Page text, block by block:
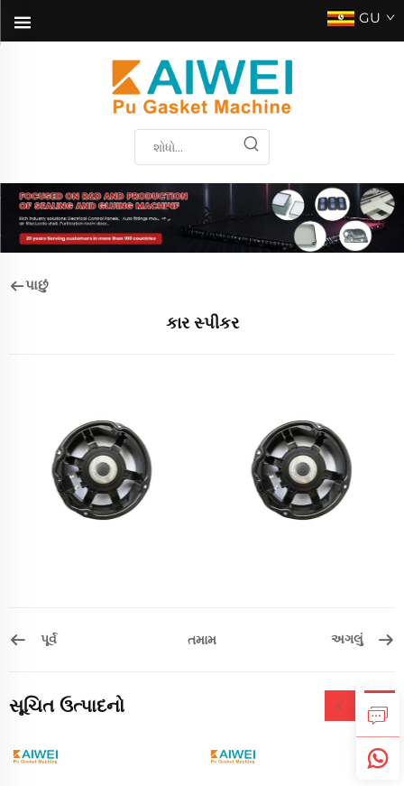
GU
એપ્લિકેશન્સ
પાછું
કાર સ્પીકર
પૂર્વ તમામ અગલું
સૂચિત ઉત્પાદનો